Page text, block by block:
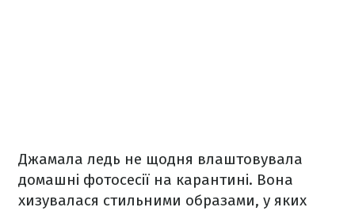
Джамала ледь не щодня влаштовувала
домашні фотосесії на карантині. Вона
хизувалася стильними образами, у яких